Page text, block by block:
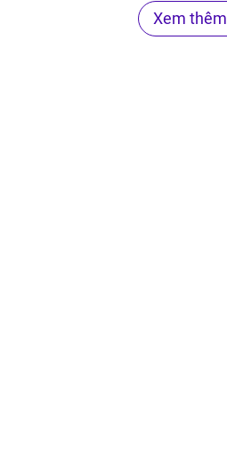
Xem thêm